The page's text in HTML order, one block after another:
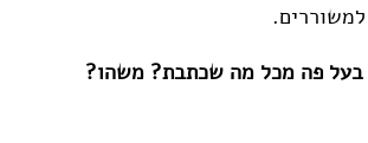
בעל פה מכל מה שכתבת? משהו?